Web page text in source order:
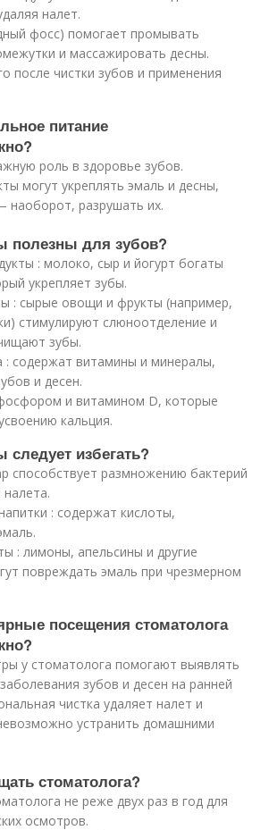
налет.
фосс) помогает промывать
и массажировать десны.
после чистки зубов и применения
питание
роль в здоровье зубов.
могут укреплять эмаль и десны,
наоборот, разрушать их.
полезны для зубов?
: молоко, сыр и йогурт богаты
укрепляет зубы.
: сырые овощи и фрукты (например,
стимулируют слюноотделение и
зубы.
: содержат витамины и минералы,
и десен.
и витамином D, которые
кальция.
следует избегать?
способствует размножению бактерий
: содержат кислоты,
: лимоны, апельсины и другие
повреждать эмаль при чрезмерном
посещения стоматолога
у стоматолога помогают выявлять
зубов и десен на ранней
чистка удаляет налет и
устранить домашними
стоматолога?
не реже двух раз в год для
осмотров.